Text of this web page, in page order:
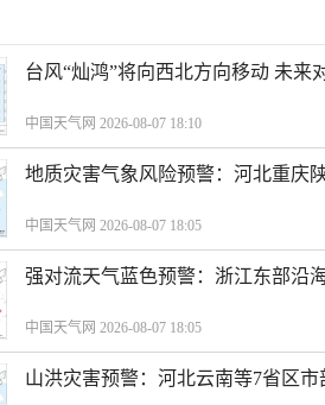
台风“灿鸿”将向西北方向移动 未来
中国天气网 2026-08-07 18:10
地质灾害气象风险预警：河北重庆
中国天气网 2026-08-07 18:05
强对流天气蓝色预警：浙江东部沿
中国天气网 2026-08-07 18:05
山洪灾害预警：河北云南等7省区